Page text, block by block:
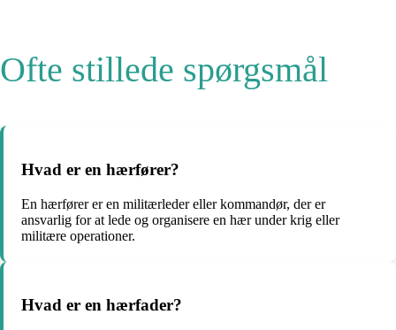
Ofte stillede spørgsmål
Hvad er en hærfører?
En hærfører er en militærleder eller kommandør, der er
ansvarlig for at lede og organisere en hær under krig eller
militære operationer.
Hvad er en hærfader?